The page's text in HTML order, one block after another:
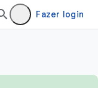
Fazer login